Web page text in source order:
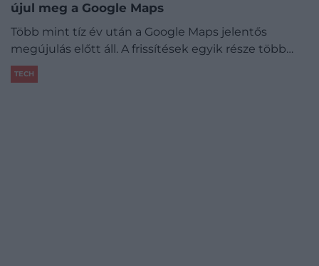
újul meg a Google Maps
Több mint tíz év után a Google Maps jelentős
megújulás előtt áll. A frissítések egyik része több…
TECH